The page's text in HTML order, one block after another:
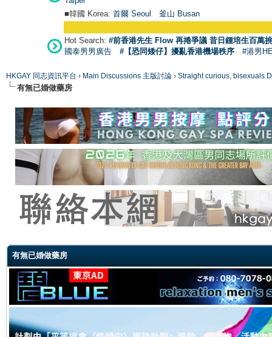
■韓國 Korea: 首爾 Seoul 釜山 Busan
Hot Search: #前香港先生 Flow 再捲爭議 昔日鍾培生百萬
國泰男男廣告
#【恐同矮仔】擾亂香港機場秩序 #港男
HKGAY 同志資訊平台 › Main Discussions 主版討論 › Straight curious, bisexuals
有無已婚做藥房
有無已婚做藥房